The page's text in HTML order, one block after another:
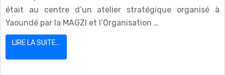
était au centre d’un atelier stratégique organisé à
Yaoundé par la MAGZI et l’Organisation …
LIRE LA SUITE…